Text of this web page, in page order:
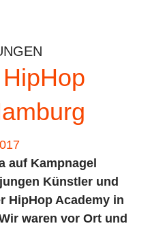
auf Kampnagel
Künstler und
HipHop Academy in
waren vor Ort und